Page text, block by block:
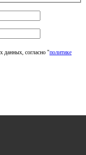
данных, согласно "политике